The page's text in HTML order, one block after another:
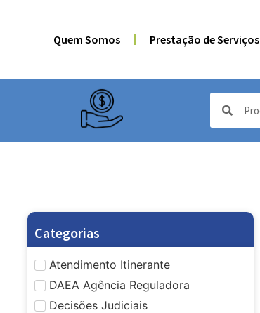
Quem Somos Prestação de Serviços
Categorias
Atendimento Itinerante
DAEA Agência Reguladora
Decisões Judiciais